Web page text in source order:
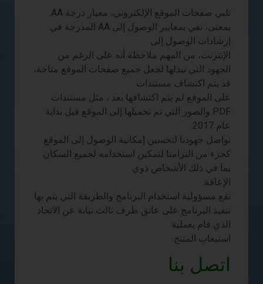
تلبي صفحات الموقع الإلكتروني، معيار درجة AA.
بمعنى، تفي بمعايير الوصول إلى AA المدرجة في
إرشادات الوصول إلى
الإنترنت، من المهم ملاحظة أنه على الرغم من
الجهود التي نبذلها لجعل جميع صفحات الموقع متاحة،
قد يتم اكتشاف مستندات
على الموقع لم يتم اكتشافها بعد ، مثل مستندات
PDF والصور التي تم تحميلها إلى الموقع قبل بداية
عام 2017.
نواصل جهودنا لتحسين إمكانية الوصول إلى الموقع
كجزء من التزامنا لتمكين استخدامه لجميع السكان
بما في ذلك الأشخاص ذوي
الإعاقة.
تقع مسؤولية استخدام البرنامج والطريقة التي يتم بها
تنفيذ البرنامج على عاتق طرف ثالث نيابة عن الاتحاد
الذي قام بعملية
استيعاب المنتج.
اتصل بنا